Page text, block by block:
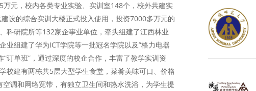
元，校内各类专业实验、实训室148个，校外共建实
设的综合实训大楼正式投入使用，投资7000多万元的
科研院所等132家企事业单位，牵头组建了江西林业
组建了华为ICT学院等一批冠名学院以及”格力电器
“订单班”，通过深度的校企合作，丰富了教学实训资
校建有两栋共5层大型学生食堂，菜肴美味可口、价格
调和网络宽带，有独立卫生间和热水洗浴，为学生提